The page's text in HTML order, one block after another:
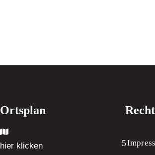
Ortsplan
hier klicken